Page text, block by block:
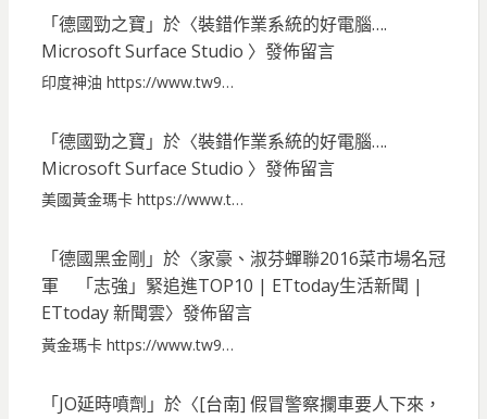
「德國勁之寶 」於〈裝錯作業系統的好電腦….
Microsoft Surface Studio 〉發佈留言
印度神油 https://www.tw9…
「德國勁之寶 」於〈裝錯作業系統的好電腦….
Microsoft Surface Studio 〉發佈留言
美國黃金瑪卡 https://www.t…
「德國黑金剛 」於〈家豪、淑芬蟬聯2016菜市場名冠
軍 「志強」緊追進TOP10 | ETtoday生活新聞 |
ETtoday 新聞雲〉發佈留言
黃金瑪卡 https://www.tw9…
「JO延時噴劑 」於〈[台南] 假冒警察攔車要人下來，